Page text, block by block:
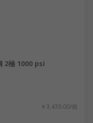
2極 1000 psi
￥3,439.00/個